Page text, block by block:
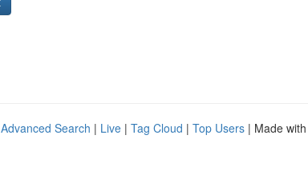
Advanced Search | Live | Tag Cloud | Top Users | Made with